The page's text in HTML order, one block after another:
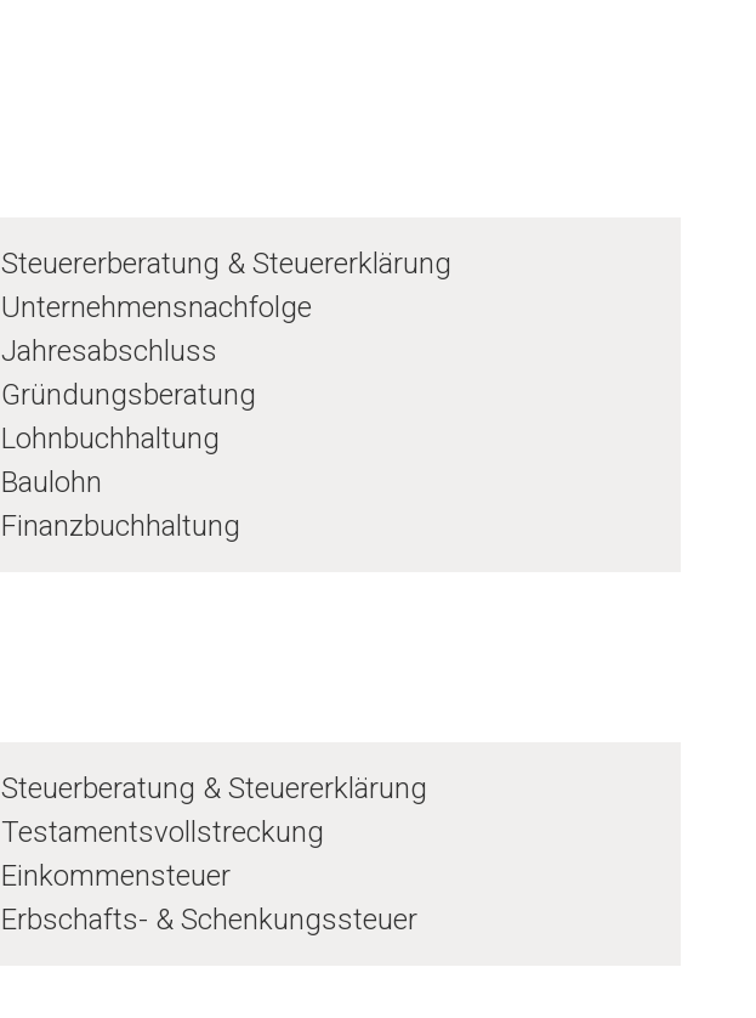
Steuererberatung & Steuererklärung
Unternehmensnachfolge
Jahresabschluss
Gründungsberatung
Lohnbuchhaltung
Baulohn
Finanzbuchhaltung
Steuerberatung & Steuererklärung
Testamentsvollstreckung
Einkommensteuer
Erbschafts- & Schenkungssteuer